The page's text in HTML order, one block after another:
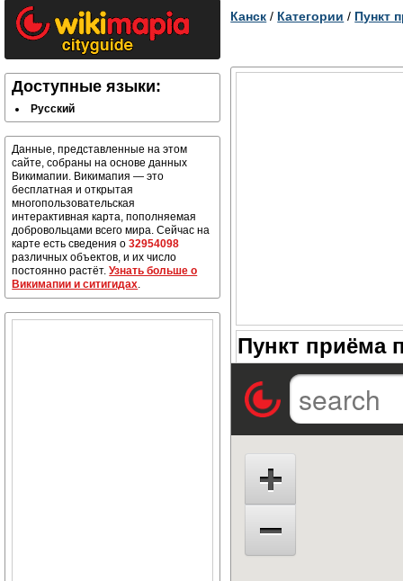
Доступные языки:
Русский
Данные, представленные на этом
сайте, собраны на основе данных
Викимапии. Викимапия — это
бесплатная и открытая
многопользовательская
интерактивная карта, пополняемая
добровольцами всего мира. Сейчас на
карте есть сведения о32954098
различных объектов, и их число
постоянно растёт.Узнать больше о
Викимапии и ситигидах.
Канск / Категории / Пункт
Пункт приёма